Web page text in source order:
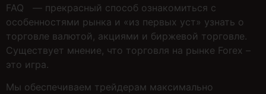
FAQ — прекрасный способ ознакомиться с
особенностями рынка и «из первых уст» узнать о
торговле валютой, акциями и биржевой торговле.
Существует мнение, что торговля на рынке Forex –
это игра.
Мы обеспечиваем трейдерам максимально